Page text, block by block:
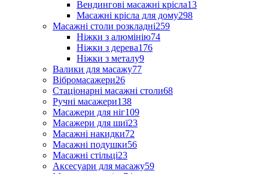
Вендингові масажні крісла13
Масажні крісла для дому298
Масажні столи розкладні259
Ніжки з алюмінію74
Ніжки з дерева176
Ніжки з металу9
Валики для масажу77
Вібромасажери26
Стаціонарні масажні столи68
Ручні масажери138
Масажери для ніг109
Масажери для шиї23
Масажні накидки72
Масажні подушки56
Масажні стільці23
Аксесуари для масажу59